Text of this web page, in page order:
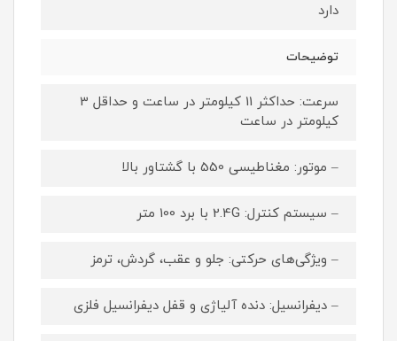
دارد
توضیحات
سرعت: حداکثر 11 کیلومتر در ساعت و حداقل 3
کیلومتر در ساعت
– موتور: مغناطیسی 550 با گشتاور بالا
– سیستم کنترل: 2.4G با برد 100 متر
– ویژگی‌های حرکتی: جلو و عقب، گردش، ترمز
– دیفرانسیل: دنده آلیاژی و قفل دیفرانسیل فلزی